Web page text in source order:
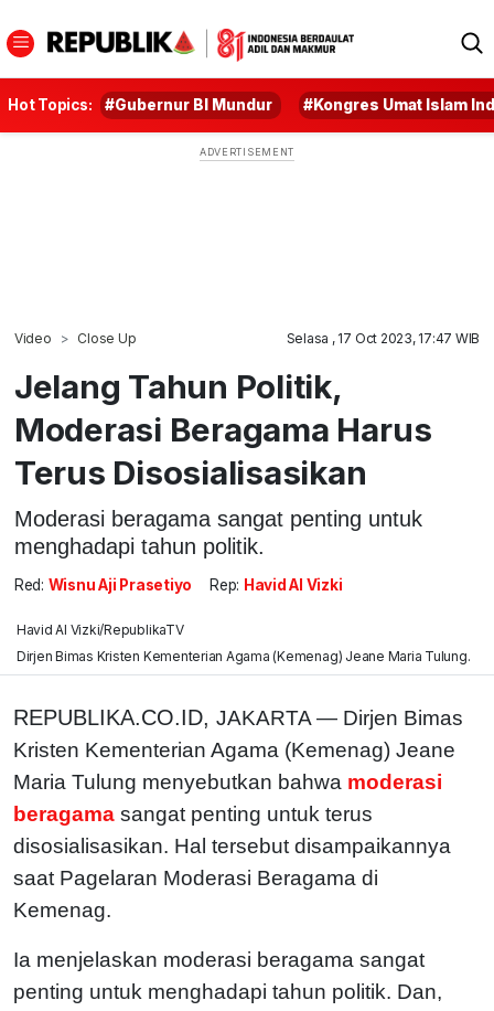
Hot Topics: #Gubernur BI Mundur #Kongres Umat Islam
Video Close Up Selasa , 17 Oct 2023, 17:47 WIB
Jelang Tahun Politik,
Moderasi Beragama Harus
Terus Disosialisasikan
Moderasi beragama sangat penting untuk
menghadapi tahun politik.
Red: Wisnu Aji Prasetiyo Rep: Havid Al Vizki
Havid Al Vizki/RepublikaTV
Dirjen Bimas Kristen Kementerian Agama (Kemenag) Jeane Maria Tulung.
REPUBLIKA.CO.ID, JAKARTA — Dirjen Bimas
Kristen Kementerian Agama (Kemenag) Jeane
Maria Tulung menyebutkan bahwa moderasi
beragama sangat penting untuk terus
disosialisasikan. Hal tersebut disampaikannya
saat Pagelaran Moderasi Beragama di
Kemenag.
Ia menjelaskan moderasi beragama sangat
penting untuk menghadapi tahun politik. Dan,